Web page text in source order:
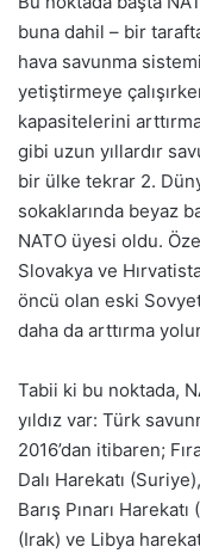
buna dahil – bir
hava savunma
yetiştirmeye
kapasitelerini
gibi uzun yıllardır
bir ülke tekrar 2.
sokaklarında beyaz
NATO üyesi oldu.
Slovakya ve
öncü olan eski
daha da arttırma
Tabii ki bu noktada,
yıldız var: Türk
2016’dan itibaren;
Dalı Harekatı
Barış Pınarı
(Irak) ve Libya